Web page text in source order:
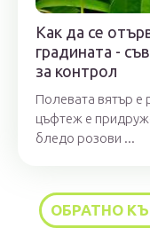
Как да се
градината -
за контрол
Полевата вятър е
цъфтеж е
бледо розови ...
ОБРАТНО